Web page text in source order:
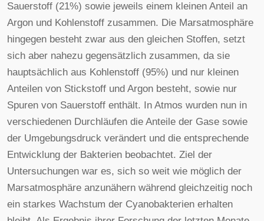
Sauerstoff (21%) sowie jeweils einem kleinen Anteil an
Argon und Kohlenstoff zusammen. Die Marsatmosphäre
hingegen besteht zwar aus den gleichen Stoffen, setzt
sich aber nahezu gegensätzlich zusammen, da sie
hauptsächlich aus Kohlenstoff (95%) und nur kleinen
Anteilen von Stickstoff und Argon besteht, sowie nur
Spuren von Sauerstoff enthält. In Atmos wurden nun in
verschiedenen Durchläufen die Anteile der Gase sowie
der Umgebungsdruck verändert und die entsprechende
Entwicklung der Bakterien beobachtet. Ziel der
Untersuchungen war es, sich so weit wie möglich der
Marsatmosphäre anzunähern während gleichzeitig noch
ein starkes Wachstum der Cyanobakterien erhalten